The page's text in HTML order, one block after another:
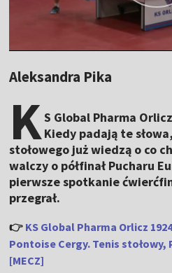
Aleksandra Pika
KS Global Pharma
Kiedy padają te
stołowego już wiedzą o co
walczy o półfinał Pucharu
pierwsze spotkanie
przegrał.
👉 KS Global Pharma Orlicz
Pontoise Cergy. Tenis stołowy,
[MECZ]